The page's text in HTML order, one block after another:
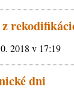
2018 v 17:19
dni